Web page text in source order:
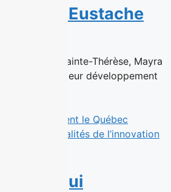
Sainte-Eustache
de Sainte-Thérèse, Mayra
poursuivent leur développement
qui